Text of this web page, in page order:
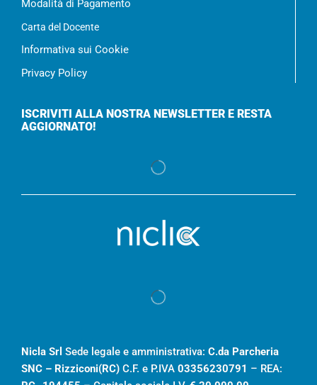
Modalità di Pagamento
Carta del Docente
Informativa sui Cookie
Privacy Policy
ISCRIVITI ALLA NOSTRA NEWSLETTER E RESTA
AGGIORNATO!
Nicla Srl Sede legale e amministrativa: C.da Parcheria
SNC – Rizziconi(RC) C.F. e P.IVA 03356230791 – REA: